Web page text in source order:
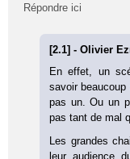
Répondre ici
[2.1] - Olivier
En effet, un
savoir beaucoup
pas un. Ou un
pas tant de mal
Les grandes
leur audience